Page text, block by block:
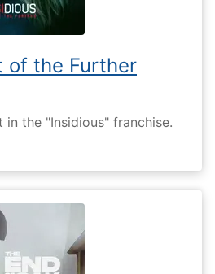
of the Further
in the "Insidious" franchise.